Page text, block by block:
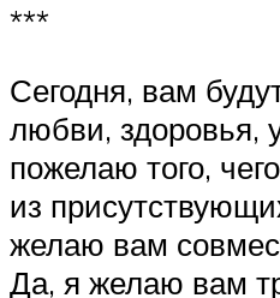
***
Сегодня, вам
любви, здоровья,
пожелаю того,
из
желаю вам
Да, я желаю вам